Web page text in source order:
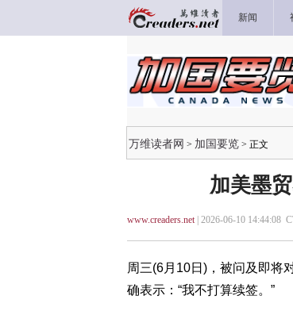
新闻
万维读者网 > 加国要览 > 正文
加美墨
www.creaders.net| 2026-06-10 14:44:08
周三(6月10日)，被问及即
确表示：“我不打算续签。”